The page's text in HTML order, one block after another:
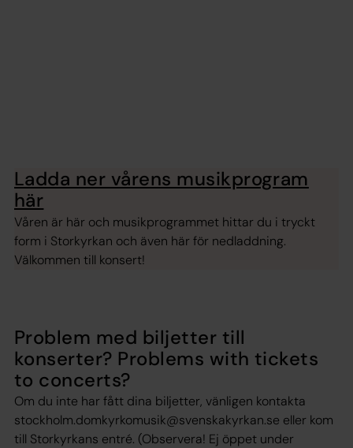
Ladda ner vårens musikprogram
här
Våren är här och musikprogrammet hittar du i tryckt
form i Storkyrkan och även här för nedladdning.
Välkommen till konsert!
Problem med biljetter till
konserter? Problems with tickets
to concerts?
Om du inte har fått dina biljetter, vänligen kontakta
stockholm.domkyrkomusik@svenskakyrkan.se eller kom
till Storkyrkans entré. (Observera! Ej öppet under